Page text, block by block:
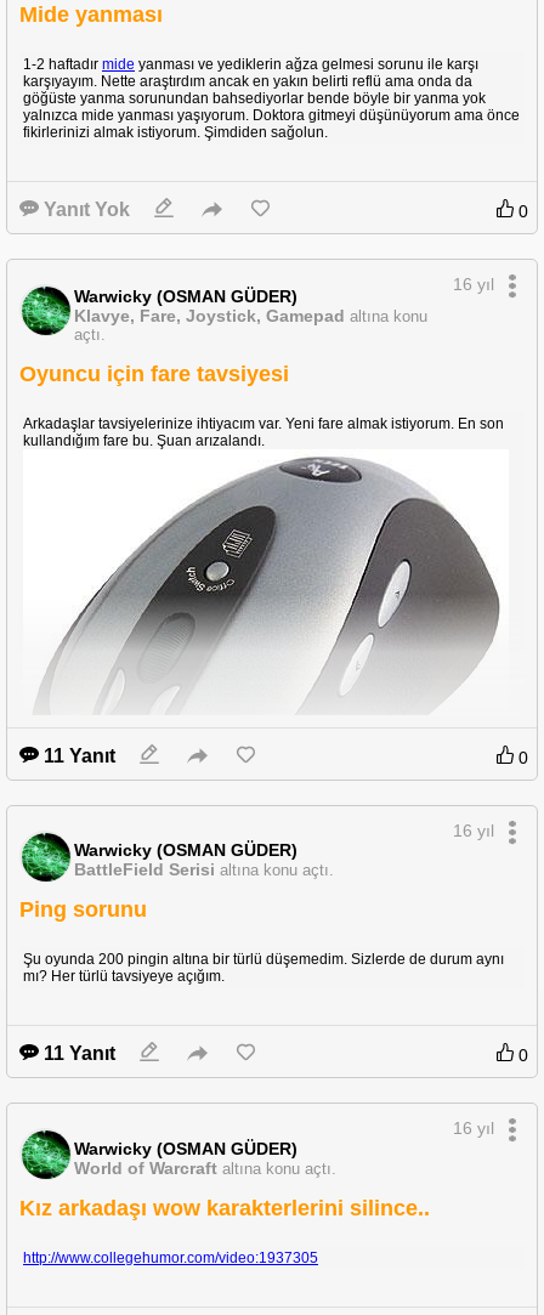
Mide yanması
1-2 haftadır mide yanması ve yediklerin ağza gelmesi sorunu ile karşı
karşıyayım. Nette araştırdım ancak en yakın belirti reflü ama onda da
göğüste yanma sorunundan bahsediyorlar bende böyle bir yanma yok
yalnızca mide yanması yaşıyorum. Doktora gitmeyi düşünüyorum ama önce
fikirlerinizi almak istiyorum. Şimdiden sağolun.
Yanıt Yok 0
Warwicky (OSMAN GÜDER)
Klavye, Fare, Joystick, Gamepad altına konu
açtı.
16 yıl
Oyuncu için fare tavsiyesi
Arkadaşlar tavsiyelerinize ihtiyacım var. Yeni fare almak istiyorum. En son
kullandığım fare bu. Şuan arızalandı.
Hem
fazla olmalı ama fazla tuş olması kullanımı engellememeli.
Bu fare dışında önerileriniz varsa bekliyorum.
11 Yanıt 0
Warwicky (OSMAN GÜDER)
BattleField Serisi altına konu açtı.
16 yıl
Ping sorunu
Şu oyunda 200 pingin altına bir türlü düşemedim. Sizlerde de durum aynı
mı? Her türlü tavsiyeye açığım.
11 Yanıt 0
Warwicky (OSMAN GÜDER)
World of Warcraft altına konu açtı.
16 yıl
Kız arkadaşı wow karakterlerini silince..
http://www.collegehumor.com/video:1937305